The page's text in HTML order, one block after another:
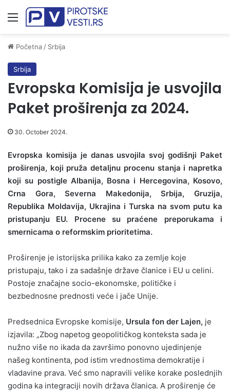
Meni
Početna / Srbija
Srbija
Evropska Komisija je usvojila
Paket proširenja za 2024.
30. October 2024.
Evropska komisija je danas usvojila svoj godišnji Paket
proširenja, koji pruža detaljnu procenu stanja i napretka
koji su postigle Albanija, Bosna i Hercegovina, Kosovo,
Crna Gora, Severna Makedonija, Srbija, Gruzija,
Republika Moldavija, Ukrajina i Turska na svom putu ka
pristupanju EU. Procene su praćene preporukama i
smernicama o reformskim prioritetima.
Proširenje je istorijska prilika kako za zemlje koje
pristupaju, tako i za sadašnje države članice i EU u celini.
Postoje značajne socio-ekonomske, političke i
bezbednosne prednosti veće i jače Unije.
Predsednica Evropske komisije, Ursula fon der Lajen, je
izjavila: „Zbog napetog geopolitičkog konteksta sada je
nužno više no ikada da završimo ponovno ujedinjenje
našeg kontinenta, pod istim vrednostima demokratije i
vladavine prava. Već smo napravili velike korake poslednjih
godina ka integraciji novih država članica. A proširenje će